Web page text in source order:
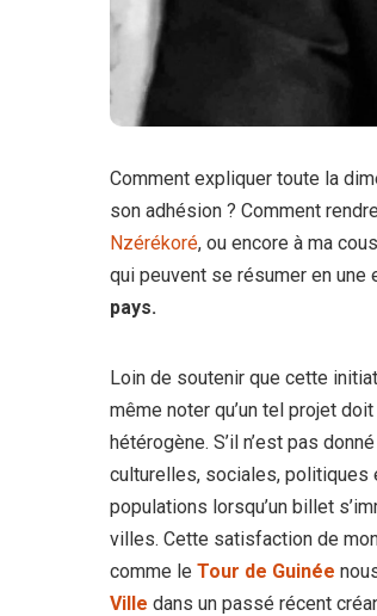
Comment expliquer toute la
son adhésion ? Comment
Nzérékoré, ou encore à ma
qui peuvent se résumer en une
pays.
Loin de soutenir que cette
même noter qu’un tel projet
hétérogène. S’il n’est pas
culturelles, sociales, politiques
populations lorsqu’un billet
villes. Cette satisfaction de
comme le Tour de Guinée
Ville dans un passé récent